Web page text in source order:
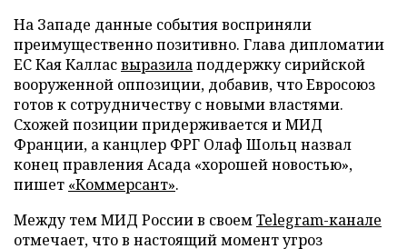
На Западе данные события восприняли
преимущественно позитивно. Глава дипломатии
ЕС Кая Калласвыразилаподдержку сирийской
вооруженной оппозиции, добавив, что Евросоюз
готов к сотрудничеству с новыми властями.
Схожей позиции придерживается и МИД
Франции, а канцлер ФРГ Олаф Шольц назвал
конец правления Асада «хорошей новостью»,
пишет «Коммерсант».
Между тем МИД России в своемTelegram-канале
отмечает, что в настоящий момент угроз